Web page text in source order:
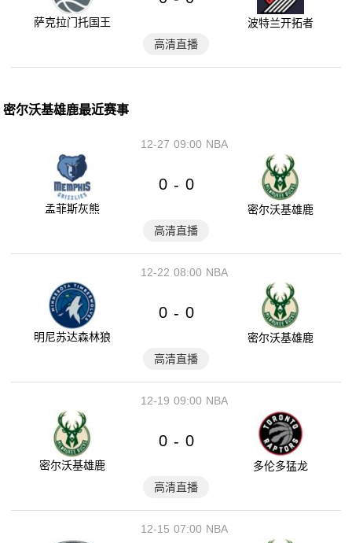
萨克拉门托国王
波特兰开拓者
高清直播
密尔沃基雄鹿最近赛事
09:00
12-27 NBA
孟菲斯灰熊
0 - 0
密尔沃基雄鹿
高清直播
08:00
12-22 NBA
明尼苏达森林狼
0 - 0
密尔沃基雄鹿
高清直播
09:00
12-19 NBA
密尔沃基雄鹿
0 - 0
多伦多猛龙
高清直播
07:00
12-15 NBA